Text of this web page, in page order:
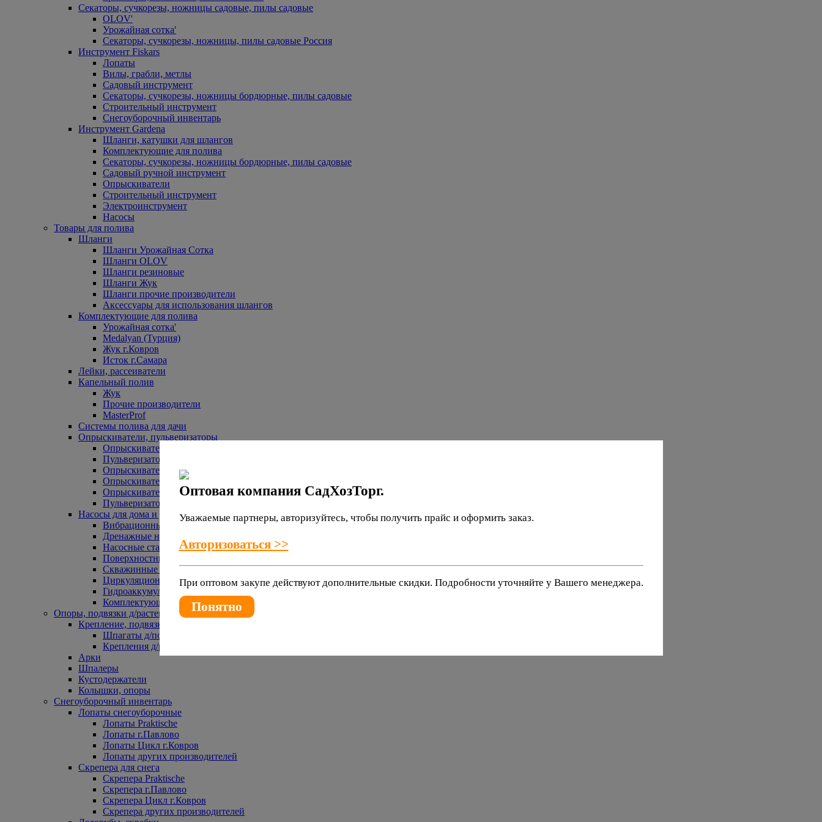
Секаторы, сучкорезы, ножницы садовые, пилы садовые
OLOV'
Урожайная сотка'
Секаторы, сучкорезы, ножницы, пилы садовые Россия
Инструмент Fiskars
Лопаты
Вилы, грабли, метлы
Садовый инструмент
Секаторы, сучкорезы, ножницы бордюрные, пилы садовые
Строительный инструмент
Снегоуборочный инвентарь
Инструмент Gardena
Шланги, катушки для шлангов
Комплектующие для полива
Секаторы, сучкорезы, ножницы бордюрные, пилы садовые
Садовый ручной инструмент
Опрыскиватели
Строительный инструмент
Электроинструмент
Насосы
Товары для полива
Шланги
Шланги Урожайная Сотка
Шланги OLOV
Шланги резиновые
Шланги Жук
Шланги прочие производители
Аксессуары для использования шлангов
Комплектующие для полива
Урожайная сотка'
Medalyan (Турция)
Жук г.Ковров
Исток г.Самара
Лейки, рассеиватели
Капельный полив
Жук
Прочие производители
MasterProf
Системы полива для дачи
Опрыскиватели, пульверизаторы
Опрыскиватели аккумуляторные
Пульверизаторы прочие
Опрыскиватели Урожайная сотка
Опрыскиватели Жук
Опрыскиватели прочие
Пульверизаторы Урожайная сотка
Насосы для дома и дачи
Вибрационные насосы
Дренажные насосы
Насосные станции
Поверхностные насосы
Скважинные насосы
Циркуляционные насосы
Гидроаккумуляторы и расширительные баки
Комплектующие к насосам
Опоры, подвязки д/растений
Крепление, подвязки д/растений
Шпагаты д/подвязки растений
Крепления д/растений
Арки
Шпалеры
Кустодержатели
Колышки, опоры
Снегоуборочный инвентарь
Лопаты снегоуборочные
Лопаты Praktische
Лопаты г.Павлово
Лопаты Цикл г.Ковров
Лопаты других производителей
Скрепера для снега
Скрепера Praktische
Скрепера г.Павлово
Скрепера Цикл г.Ковров
Скрепера других производителей
Оптовая компания СадХозТорг.
Уважаемые партнеры, авторизуйтесь, чтобы получить прайс и оформить заказ.
Авторизоваться >>
При оптовом закупе действуют дополнительные скидки. Подробности уточняйте у Вашего менеджера.
Понятно